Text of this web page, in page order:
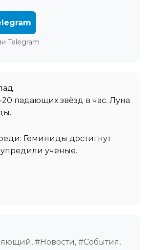
Telegram
падающих звёзд в час. Луна
Геминиды достигнут
ученые.
#Новости, #События,